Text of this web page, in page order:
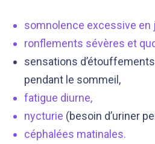
somnolence excessive en
ronflements sévères et
sensations
pendant le sommeil,
fatigue diurne,
nycturie (besoin d’uriner
céphalées matinales.